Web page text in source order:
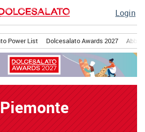
Login
Power List Dolcesalato Awards 2027
Piemonte